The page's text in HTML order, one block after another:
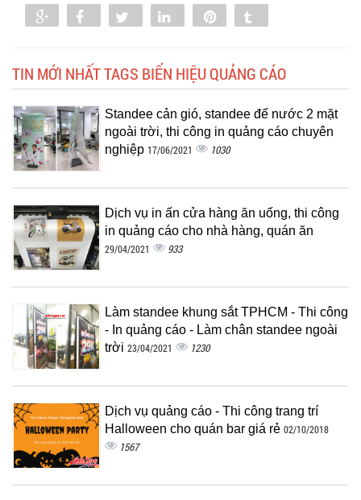
Share Share Tweet Share
TIN MỚI NHẤT TAGS BIỂN HIỆU QUẢNG CÁO
Standee cản gió, standee đế nước 2 mặt
ngoài trời, thi công in quảng cáo chuyên
nghiệp 17/06/2021 1030
Dịch vụ in ấn cửa hàng ăn uống, thi công
in quảng cáo cho nhà hàng, quán ăn
29/04/2021 933
Làm standee khung sắt TPHCM - Thi công
- In quảng cáo - Làm chân standee ngoài
trời 23/04/2021 1230
Dịch vụ quảng cáo - Thi công trang trí
Halloween cho quán bar giá rẻ 02/10/2018
1567